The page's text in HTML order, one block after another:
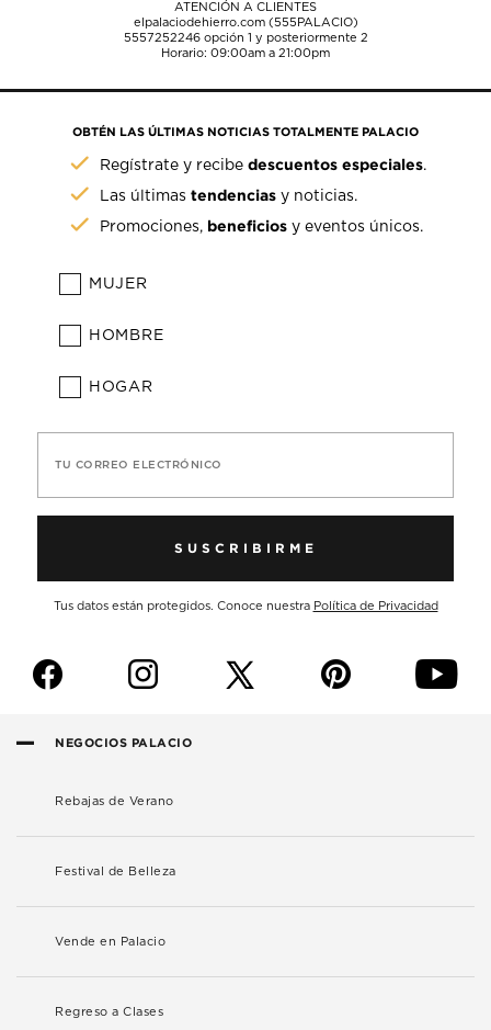
ATENCIÓN A CLIENTES
elpalaciodehierro.com (555PALACIO)
5557252246opción 1 y posteriormente 2
Horario: 09:00am a 21:00pm
OBTÉN LAS ÚLTIMAS NOTICIAS TOTALMENTE PALACIO
Regístrate y recibedescuentos especiales.
Las últimastendencias y noticias.
Promociones, beneficios y eventos únicos.
MUJER
HOMBRE
HOGAR
TU CORREO ELECTRÓNICO
SUSCRIBIRME
Tus datos están protegidos. Conoce nuestra Política de Privacidad
f i p y
NEGOCIOS PALACIO
Rebajas de Verano
Festival de Belleza
Vende en Palacio
Regreso a Clases